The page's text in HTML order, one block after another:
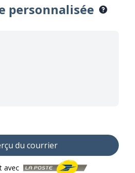
personnalisée
du courrier
avec